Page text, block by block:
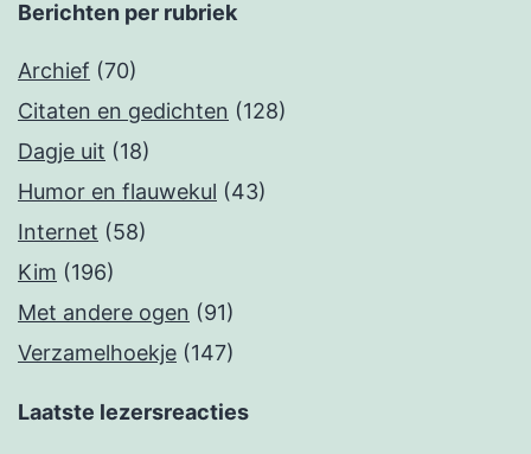
Berichten per rubriek
Archief (70)
Citaten en gedichten (128)
Dagje uit (18)
Humor en flauwekul (43)
Internet (58)
Kim (196)
Met andere ogen (91)
Verzamelhoekje (147)
Laatste lezersreacties